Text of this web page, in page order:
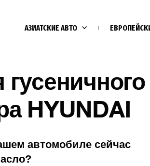
АЗИАТСКИЕ АВТО
HYUNDAI
автомобиле сейчас